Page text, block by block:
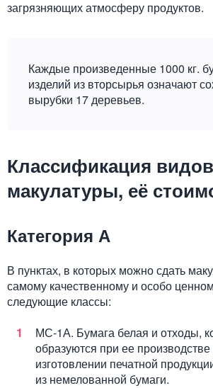
загрязняющих атмосферу продуктов.
Каждые произведенные 1000 кг.
изделий из вторсырья означают
вырубки 17 деревьев.
Классификация
макулатуры, её
Категория А
В пунктах, в которых можно сдать
самому качественному и особо
следующие классы:
МС-1А. Бумага белая и отходы,
образуются при ее
изготовлении печатной
из немелованной бумаги.